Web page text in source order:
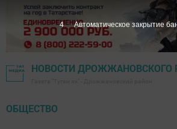
НОВОСТИ ДРОЖЖАНОВСКОГО
ОБЩЕСТВО
3 Автоматическое закрытие